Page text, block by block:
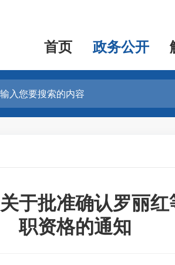
首页 政务公开
于批准确认罗丽
职资格的通知